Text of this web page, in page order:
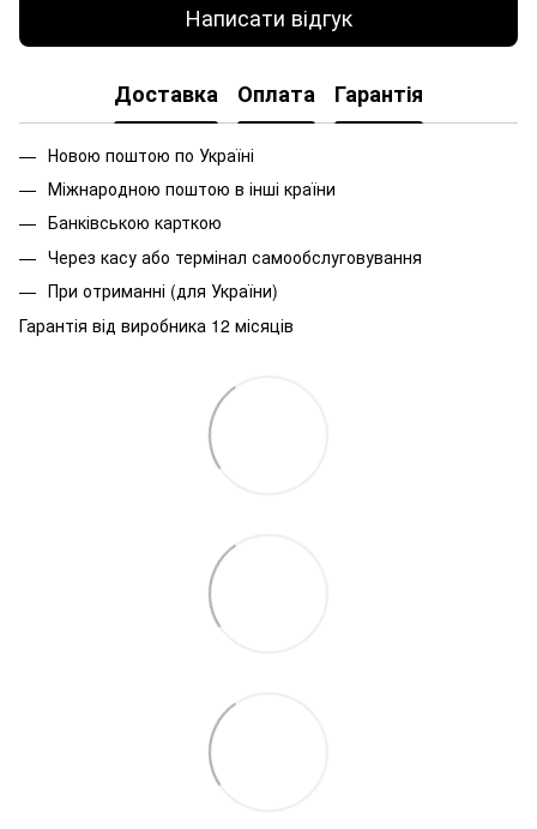
Написати відгук
Доставка Оплата Гарантія
Новою поштою по Україні
Міжнародною поштою в інші країни
Банківською карткою
Через касу або термінал самообслуговування
При отриманні (для України)
Гарантія від виробника 12 місяців